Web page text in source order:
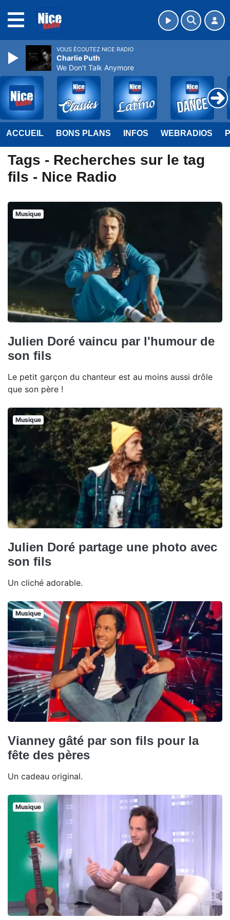
ACCUEIL BONS PLANS INFOS WEBRADIOS
Tags - Recherches sur le tag
fils - Nice Radio
Musique
Julien Doré vaincu par l'humour de
son fils
Le petit garçon du chanteur est au moins aussi drôle
que son père !
Musique
Julien Doré partage une photo avec
son fils
Un cliché adorable.
Musique
Vianney gâté par son fils pour la
fête des pères
Un cadeau original.
Musique
VOUS ÉCOUTEZ NICE RADIO
Charlie Puth
We Don't Talk Anymore